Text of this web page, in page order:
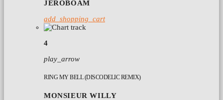
JEROBOAM
add_shopping_cart
4
play_arrow
RING MY BELL (DISCODELIC REMIX)
MONSIEUR WILLY